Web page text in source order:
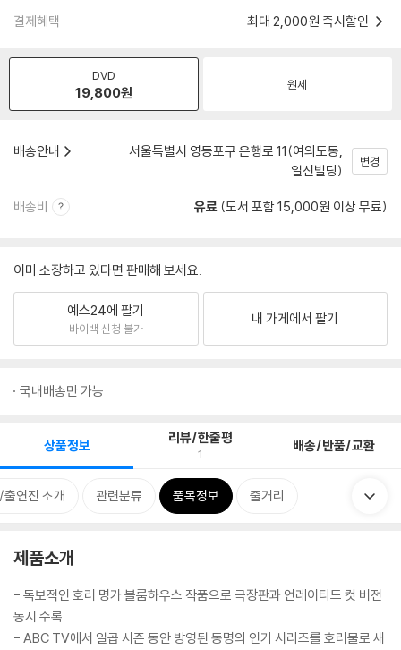
결제혜택 최대 2,000원 즉시할인
DVD
19,800원 원제
배송안내
서울특별시 영등포구 은행로 11(여의도동,
일신빌딩)
변경
배송비 유료 (도서 포함 15,000원 이상 무료)
이미 소장하고 있다면 판매해 보세요.
예스24에 팔기
바이백 신청 불가
내 가게에서 팔기
국내배송만 가능
상품정보 리뷰/한줄평
1 배송/반품/교환
연진 소개 관련분류 품목정보 줄거리
제품소개
- 독보적인 호러 명가 블룸하우스 작품으로 극장판과 언레이티드 컷 버전
동시 수록
- ABC TV에서 일곱 시즌 동안 방영된 동명의 인기 시리즈를 호러물로 새